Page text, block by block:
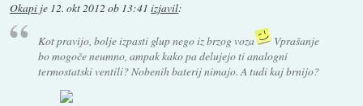
Okapi je 12. okt 2012 ob 13:41 izjavil:
Kot pravijo, bolje izpasti glup nego iz brzog voza
Vprašanje
bo mogoče neumno, ampak kako pa delujejo ti analogni
termostatski ventili? Nobenih baterij nimajo. A tudi kaj brnijo?